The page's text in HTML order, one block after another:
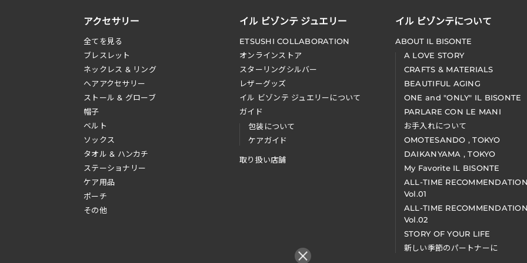
アクセサリー
全てを見る
ブレスレット
ネックレス & リング
へアアクセサリー
ストール & グローブ
帽子
ベルト
ソックス
タオル & ハンカチ
ステーショナリー
ケア用品
ポーチ
その他
イル ビゾンテ ジュエリー
ETSUSHI COLLABORATION
オンラインストア
スターリングシルバー
レザーグッズ
イル ビゾンテ ジュエリーについて
ガイド
包装について
ケアガイド
取り扱い店舗
イル ビゾンテについて
ABOUT IL BISONTE
A LOVE STORY
CRAFTS & MATERIALS
BEAUTIFUL AGING
ONE and "ONLY" IL BISONTE
PARLARE CON LE MANI
お手入れについて
OMOTESANDO , TOKYO
DAIKANYAMA , TOKYO
My Favorite IL BISONTE
ALL-TIME
Vol.01
ALL-TIME
Vol.02
STORY OF YOUR LIFE
新しい季節のパートナーに